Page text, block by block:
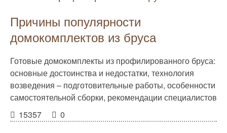
Причины популярности
домокомплектов из бруса
Готовые домокомплекты из профилированного бруса:
основные достоинства и недостатки, технология
возведения – подготовительные работы, особенности
самостоятельной сборки, рекомендации специалистов
15357
0